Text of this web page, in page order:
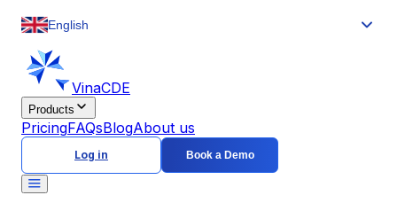
English
VinaCDE
Products
PricingFAQsBlogAbout us
Log in Book a Demo